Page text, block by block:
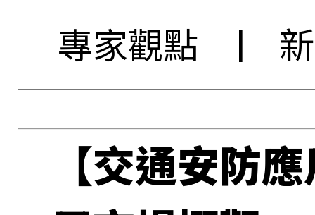
專家觀點
|
【交通安防